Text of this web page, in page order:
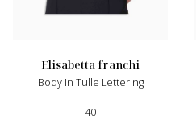
elisabetta franchi
Body In Tulle Lettering
40